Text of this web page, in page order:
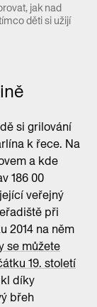
jak nad
děti si užijí
si grilování
k řece. Na
a kde
186 00
veřejný
při
2014 na něm
se můžete
19. století
díky
břeh